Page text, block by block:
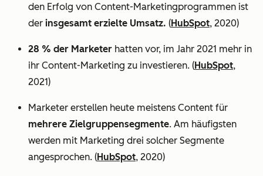
den Erfolg von Content-Marketingprogrammen ist
der insgesamt erzielte Umsatz. (HubSpot, 2020)
28 % der Marketer hatten vor, im Jahr 2021 mehr in
ihr Content-Marketing zu investieren. (HubSpot,
2021)
Marketer erstellen heute meistens Content für
mehrere Zielgruppensegmente. Am häufigsten
werden mit Marketing drei solcher Segmente
angesprochen. (HubSpot, 2020)